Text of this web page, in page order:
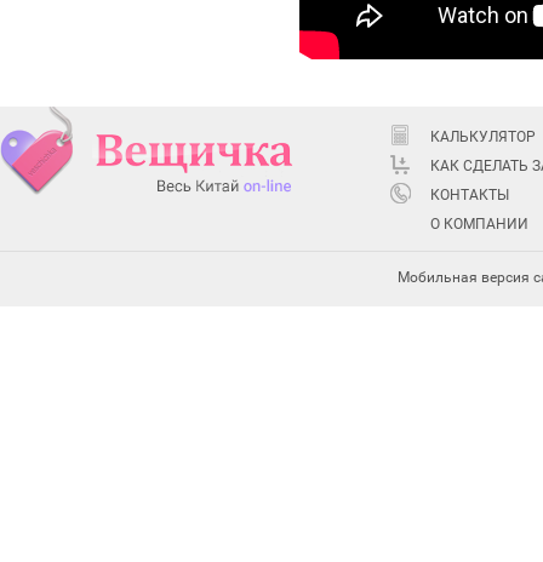
КАЛЬКУЛЯТОР
КАК СДЕЛАТЬ
КОНТАКТЫ
О КОМПАНИИ
Мобильная версия